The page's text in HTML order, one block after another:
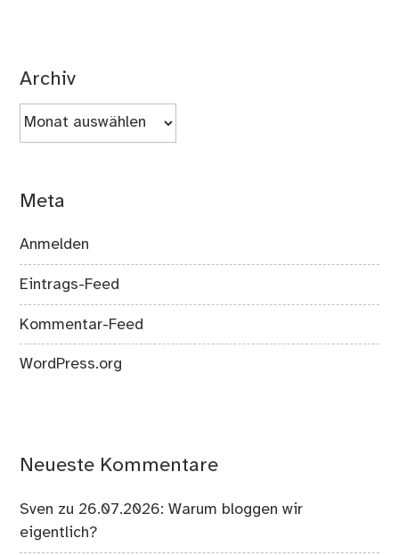
Archiv
Archiv
Meta
Anmelden
Eintrags-Feed
Kommentar-Feed
WordPress.org
Neueste Kommentare
Sven zu 26.07.2026: Warum bloggen wir
eigentlich?